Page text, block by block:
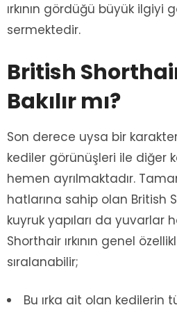
ırkının gördüğü büyük ilgiyi
sermektedir.
British
Bakılır mı?
Son derece uysa bir
kediler görünüşleri ile diğer
hemen ayrılmaktadır.
hatlarına sahip olan British
kuyruk yapıları da yuvarlar
Shorthair ırkının genel
sıralanabilir;
Bu ırka ait olan kedilerin